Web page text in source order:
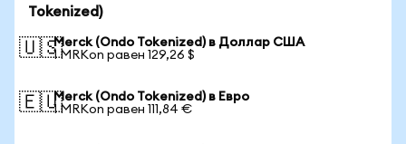
Tokenized)
🇺🇸Merck (Ondo Tokenized) в Доллар США
1 MRKon равен 129,26 $
🇪🇺Merck (Ondo Tokenized) в Евро
1 MRKon равен 111,84 €